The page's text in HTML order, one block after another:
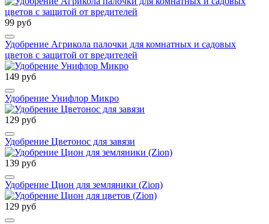
99 руб
Удобрение Агрикола палочки для комнатных и садовых
цветов с защитой от вредителей
149 руб
Удобрение Унифлор Микро
129 руб
Удобрение Цветонос для завязи
139 руб
Удобрение Цион для земляники (Zion)
129 руб